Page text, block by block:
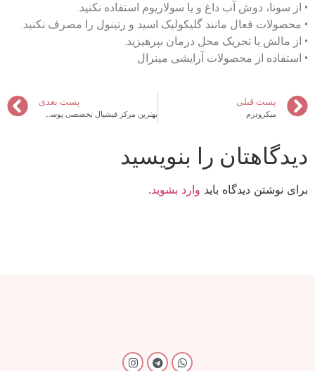
• از سونا، دوش آب داغ و یا سولاریوم استفاده نکنید.
• محصولات فعال مانند گلیکولیک اسید و رتینول را مصرف نکنید.
• از مالش یا تحریک محل درمان بپرهیزید.
• استفاده از محصولات آرایشی مینرال
پست قبلی
میکرودرم
پست بعدی
دیدگاهتان را بنویسید
برای نوشتن دیدگاه باید وارد بشوید.